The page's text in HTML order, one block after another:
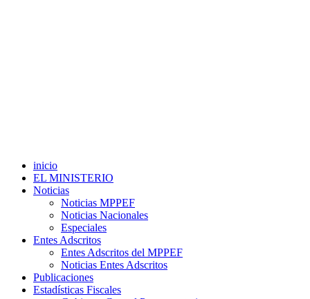
inicio
EL MINISTERIO
Noticias
Noticias MPPEF
Noticias Nacionales
Especiales
Entes Adscritos
Entes Adscritos del MPPEF
Noticias Entes Adscritos
Publicaciones
Estadísticas Fiscales